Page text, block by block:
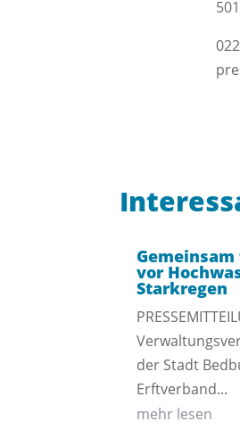
vor
Starkregen
der Stadt
Erftverband...
mehr lesen